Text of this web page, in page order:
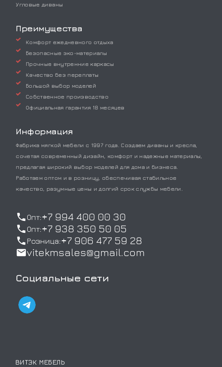
Опт:+7 994 400 00 30
Опт:+7 938 350 50 05
Розница:+7 906 477 59 28
vitekmsales@gmail.com
Социальные сети
Угловые диваны
Преимущества
Комфорт ежедневного отдыха
Безопасные эко-материалы
Прочные внутренние каркасы
Качество без переплаты
Большой выбор моделей
Собственное производство
Официальная гарантия 18 месяцев
Информация
Фабрика мягкой мебели с 1997 года. Создаем диваны и кресла,
сочетая современный дизайн, комфорт и надежные материалы,
предлагая широкий выбор моделей для дома и бизнеса.
Работаем оптом и в розницу, обеспечивая стабильное
качество, разумные цены и долгий срок службы мебели.
ВИТЭК МЕБЕЛЬ